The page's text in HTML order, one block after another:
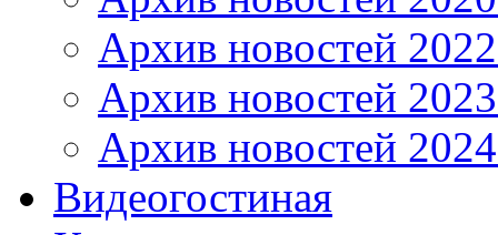
Архив новостей
Архив новостей
Архив новостей
Видеогостиная